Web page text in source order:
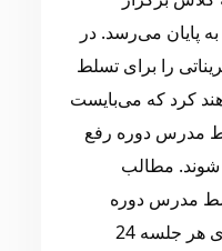
دوره در طی 4 ماه به پایان می‌رسد. در
را برای تسلط
کرد که می‌بایست
مدرس دوره رفع
شوند. مطالب
مدرس دوره
ضبط شده و به همراه فایل‌های هر جلسه 24